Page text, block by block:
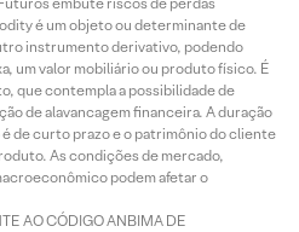
é um objeto ou determinante de
instrumento derivativo, podendo
um valor mobiliário ou produto físico. É
que contempla a possibilidade de
de alavancagem financeira. A duração
de curto prazo e o patrimônio do cliente
As condições de mercado,
podem afetar o
AO CÓDIGO ANBIMA DE